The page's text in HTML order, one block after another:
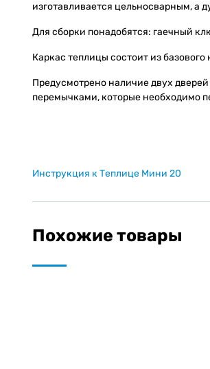
изготавливается цельносварным, а
Для сборки понадобятся: гаечный
Каркас теплицы состоит из
Предусмотрено наличие двух
перемычками, которые необходимо
Инструкция к Теплице Мини 20
Похожие товары